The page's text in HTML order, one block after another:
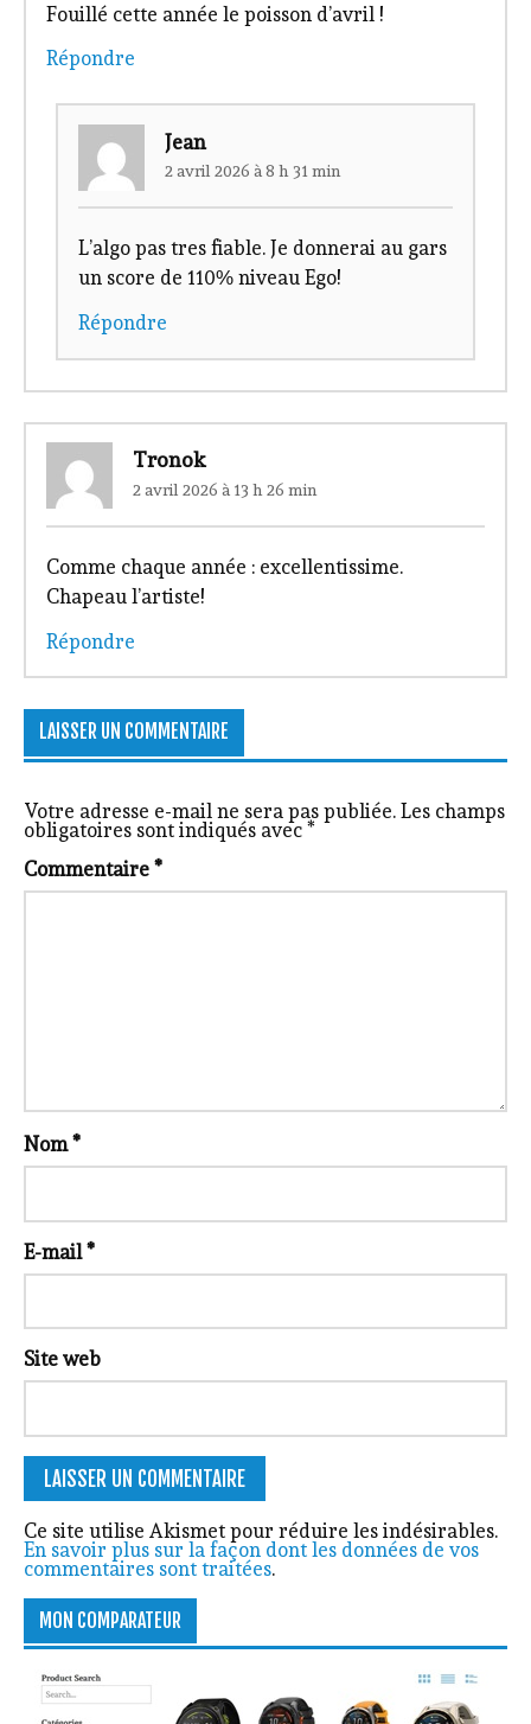
Fouillé cette année le poisson d’avril !
Répondre
Jean
2 avril 2026 à 8 h 31 min
L’algo pas tres fiable. Je donnerai au gars
un score de 110% niveau Ego!
Répondre
Tronok
2 avril 2026 à 13 h 26 min
Comme chaque année : excellentissime.
Chapeau l’artiste!
Répondre
LAISSER UN COMMENTAIRE
Votre adresse e-mail ne sera pas publiée. Les champs
obligatoires sont indiqués avec*
Commentaire*
Nom*
E-mail*
Site web
Ce site utilise Akismet pour réduire les indésirables.
En savoir plus sur la façon dont les données de vos
commentaires sont traitées.
MON COMPARATEUR